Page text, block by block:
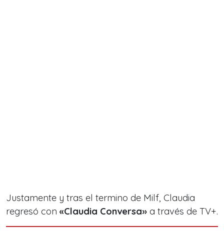
Justamente y tras el termino de Milf, Claudia
regresó con «Claudia Conversa» a través de TV+.